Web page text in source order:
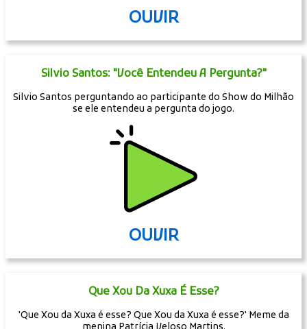
OUVIR
Silvio Santos: "Você Entendeu A Pergunta?"
Silvio Santos perguntando ao participante do Show do Milhão
se ele entendeu a pergunta do jogo.
OUVIR
Que Xou Da Xuxa É Esse?
'Que Xou da Xuxa é esse? Que Xou da Xuxa é esse?' Meme da